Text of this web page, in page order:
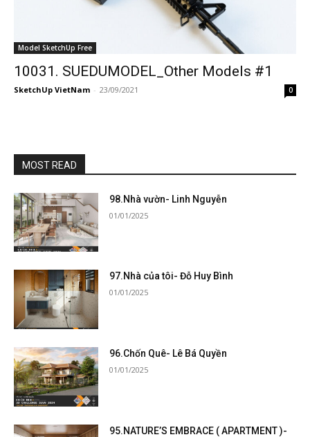
Model SketchUp Free
10031. SUEDUMODEL_Other Models #1
SketchUp VietNam - 23/09/2021 0
MOST READ
98.Nhà vườn- Linh Nguyễn
01/01/2025
97.Nhà của tôi- Đỗ Huy Bình
01/01/2025
96.Chốn Quê- Lê Bá Quyền
01/01/2025
95.NATURE’S EMBRACE ( APARTMENT )-